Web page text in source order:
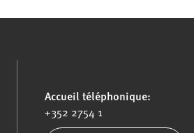
Accueil téléphonique:
+352 2754 1